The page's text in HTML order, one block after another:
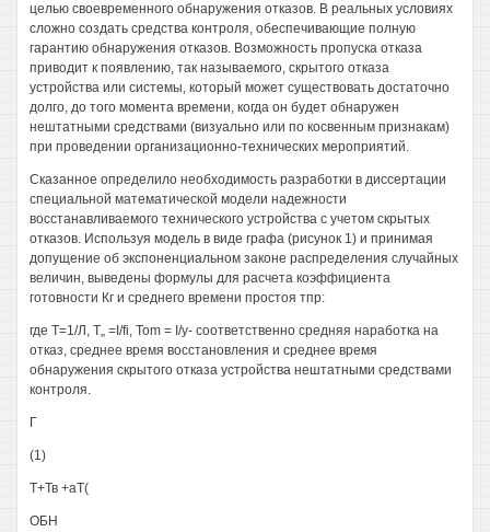
целью своевременного обнаружения отказов. В реальных условиях
сложно создать средства контроля, обеспечивающие полную
гарантию обнаружения отказов. Возможность пропуска отказа
приводит к появлению, так называемого, скрытого отказа
устройства или системы, который может существовать достаточно
долго, до того момента времени, когда он будет обнаружен
нештатными средствами (визуально или по косвенным признакам)
при проведении организационно-технических мероприятий.
Сказанное определило необходимость разработки в диссертации
специальной математической модели надежности
восстанавливаемого технического устройства с учетом скрытых
отказов. Используя модель в виде графа (рисунок 1) и принимая
допущение об экспоненциальном законе распределения случайных
величин, выведены формулы для расчета коэффициента
готовности Кг и среднего времени простоя тпр:
где Т=1/Л, Т„ =I/fi, Tom = I/y- соответственно средняя наработка на
отказ, среднее время восстановления и среднее время
обнаружения скрытого отказа устройства нештатными средствами
контроля.
Г
(1)
Т+Тв +аТ(
ОБН